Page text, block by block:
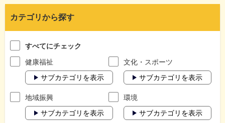
カテゴリから探す
すべてにチェック
健康福祉
サブカテゴリを表示
文化・スポーツ
サブカテゴリを表示
地域振興
サブカテゴリを表示
環境
サブカテゴリを表示